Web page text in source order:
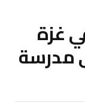
في غزة
مدرسة